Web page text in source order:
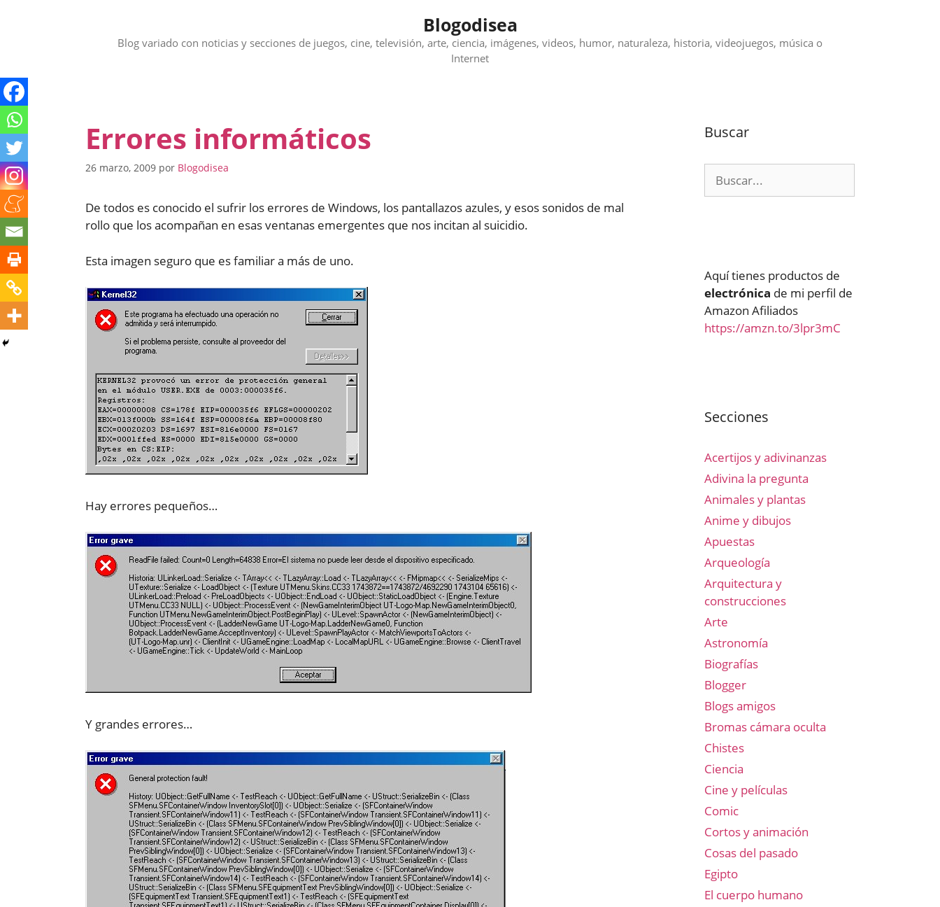
Blogodisea
Blog variado con noticias y secciones de juegos, cine, televisión, arte, ciencia, imágenes, videos, humor, naturaleza, historia, videojuegos, música o
Internet
Errores informáticos
26 marzo, 2009 por Blogodisea
De todos es conocido el sufrir los errores de Windows, los pantallazos azules, y esos sonidos de mal
rollo que los acompañan en esas ventanas emergentes que nos incitan al suicidio.
Esta imagen seguro que es familiar a más de uno.
Hay errores pequeños…
Y grandes errores…
Buscar
Aquí tienes productos de
electrónica de mi perfil de
Amazon Afiliados
https://amzn.to/3lpr3mC
Secciones
Acertijos y adivinanzas
Adivina la pregunta
Animales y plantas
Anime y dibujos
Apuestas
Arqueología
Arquitectura y
construcciones
Arte
Astronomía
Biografías
Blogger
Blogs amigos
Bromas cámara oculta
Chistes
Ciencia
Cine y películas
Comic
Cortos y animación
Cosas del pasado
Egipto
El cuerpo humano